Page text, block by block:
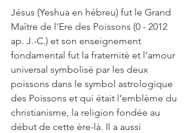
Jésus (Yeshua en hébreu) fut le Grand
Maître de l’Ere des Poissons (0 - 2012
ap. J.-C.) et son enseignement
fondamental fut la fraternité et l’amour
universal symbolisé par les deux
poissons dans le symbol astrologique
des Poissons et qui était l’emblème du
christianisme, la religion fondée au
début de cette ère-là. Il a aussi